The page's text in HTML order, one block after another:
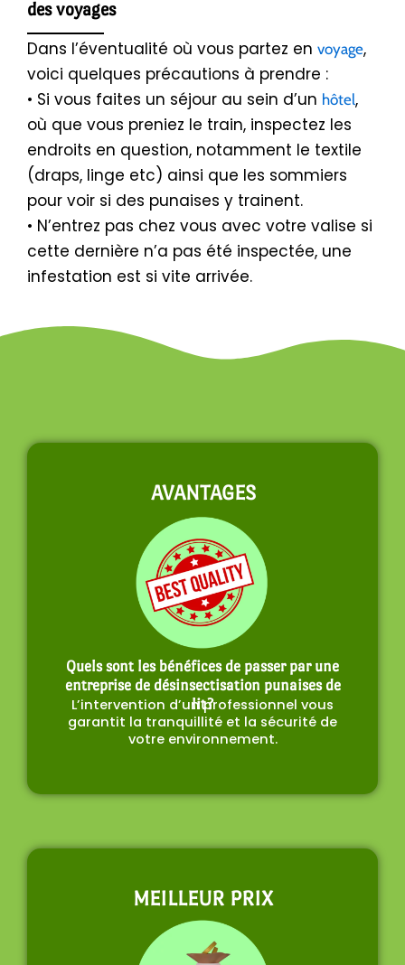
des voyages
Dans l’éventualité où vous partez en voyage,
voici quelques précautions à prendre :
• Si vous faites un séjour au sein d’un hôtel,
où que vous preniez le train, inspectez les
endroits en question, notamment le textile
(draps, linge etc) ainsi que les sommiers
pour voir si des punaises y trainent.
• N’entrez pas chez vous avec votre valise si
cette dernière n’a pas été inspectée, une
infestation est si vite arrivée.
AVANTAGES
Quels sont les bénéfices de passer par une
entreprise de désinsectisation punaises de
lit?
L’intervention d’un professionnel vous
garantit la tranquillité et la sécurité de
votre environnement.
MEILLEUR PRIX